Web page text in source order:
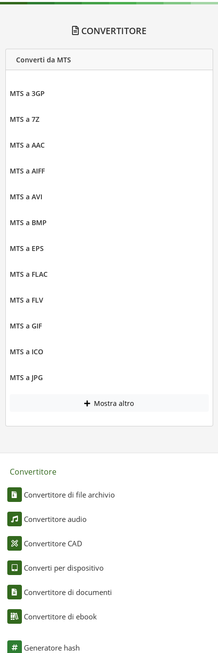
CONVERTITORE
Converti da MTS
MTS a 3GP
MTS a 7Z
MTS a AAC
MTS a AIFF
MTS a AVI
MTS a BMP
MTS a EPS
MTS a FLAC
MTS a FLV
MTS a GIF
MTS a ICO
MTS a JPG
Mostra altro
Convertitore
Convertitore di file archivio
Convertitore audio
Convertitore CAD
Converti per dispositivo
Convertitore di documenti
Convertitore di ebook
Generatore hash